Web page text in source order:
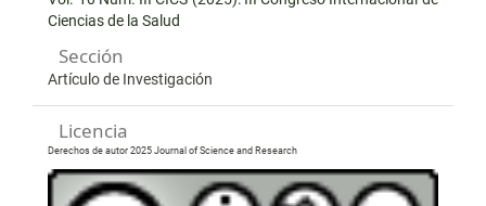
Ciencias de la Salud
Sección
Artículo de Investigación
Licencia
Derechos de autor 2025 Journal of Science and Research